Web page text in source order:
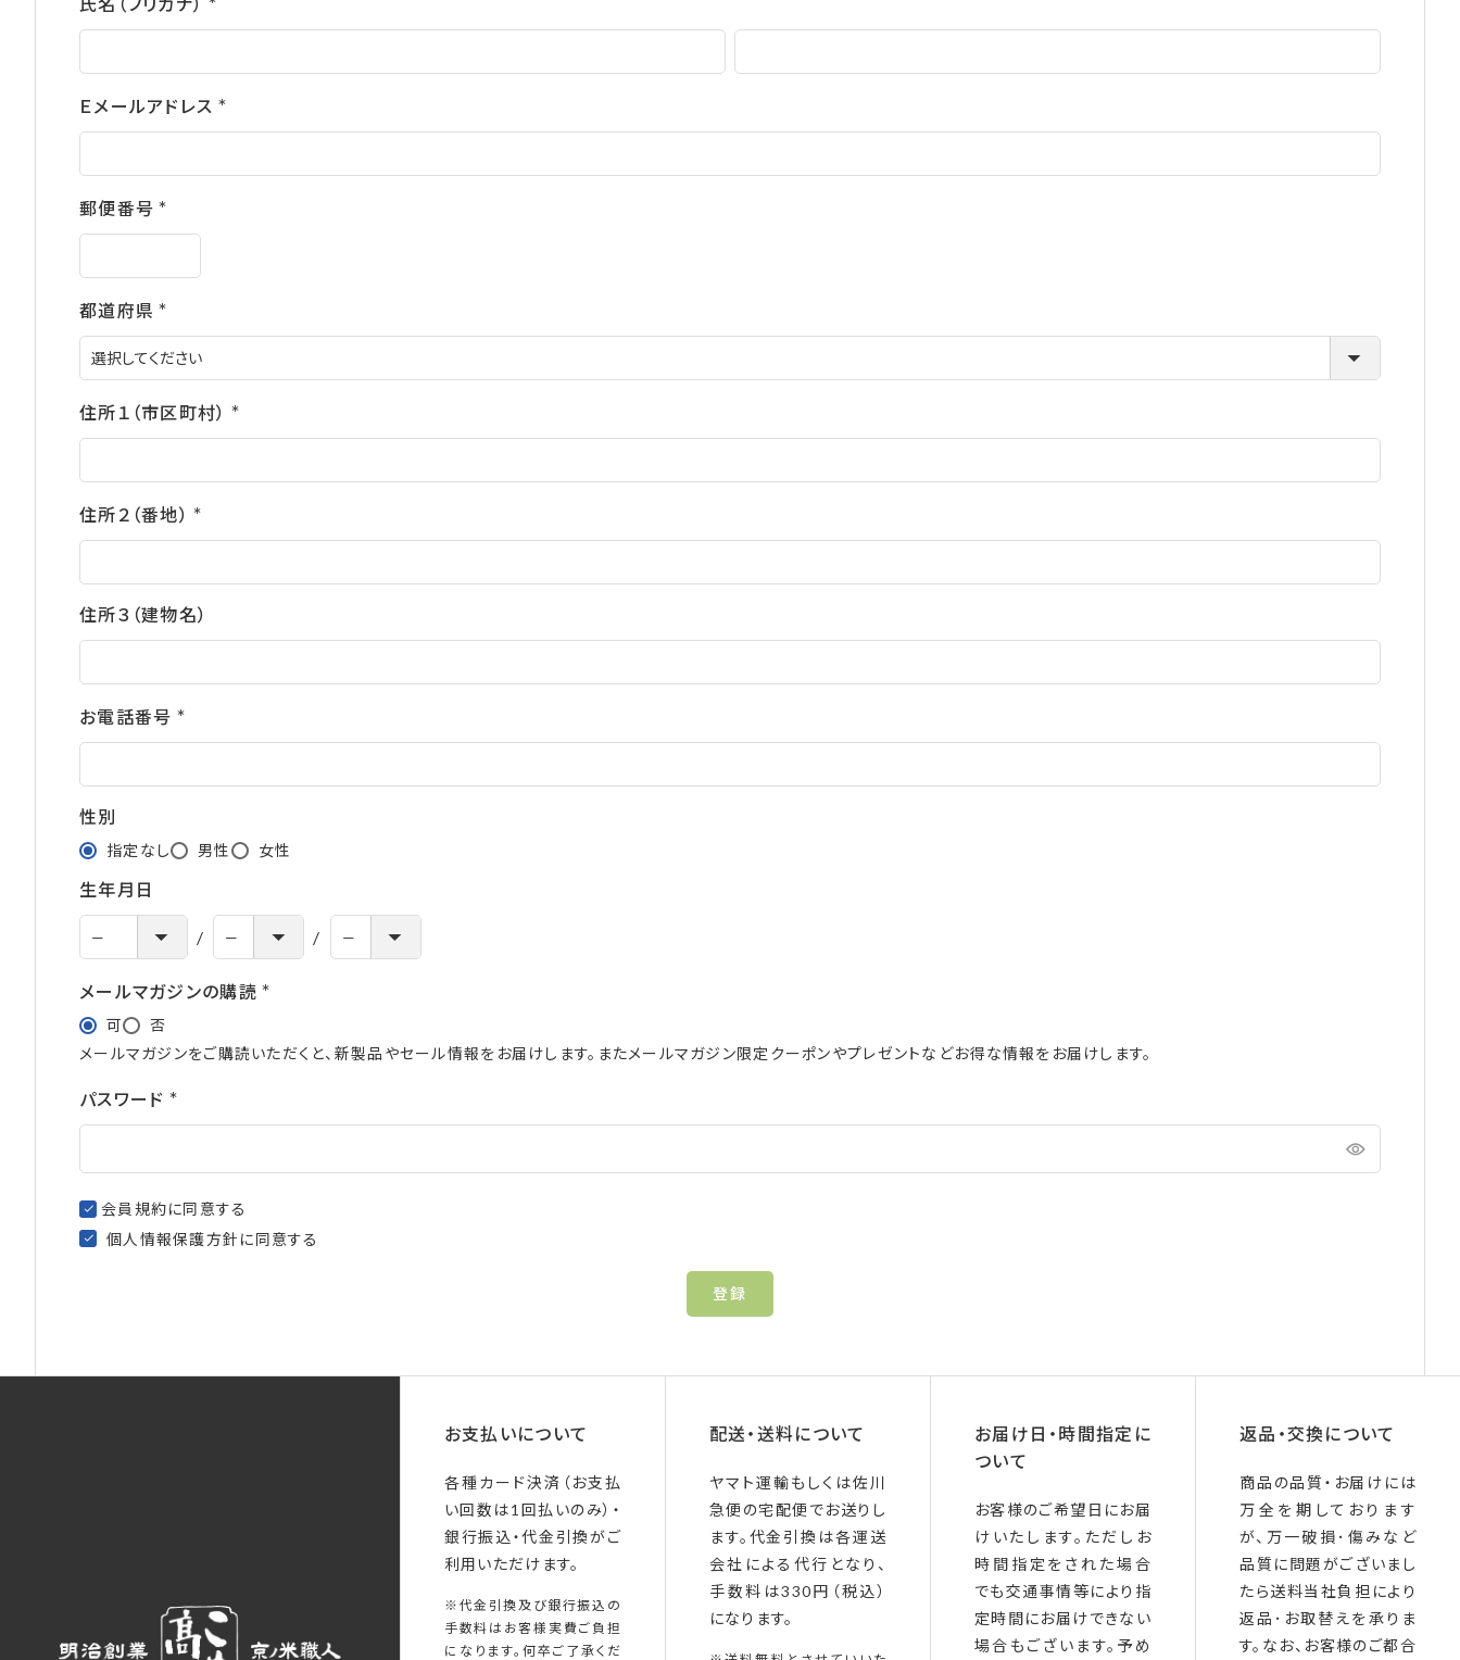
Ｅメールアドレス
郵便番号
都道府県
須)
住所１（市区町村）
住所２（番地）
住所３（建物名）
お電話番号
性別
指定なし 男性 女性
生年月日
メールマガジンの購読
可
否
メールマガジンをご購読いただくと、新製品やセール情報をお届けします。またメールマガジン限定クーポンやプレゼントなどお得な情報をお届けします。
パスワード
会員規約に同意する
個人情報保護方針 に同意する
登録
お支払いについて
各種カード決済（お支払
い回数は1回払いのみ）・
銀行振込・代金引換がご
利用いただけます。
※代金引換及び銀行振込の
手数料はお客様実費ご負担
になります。何卒ご了承くだ
配送・送料について
ヤマト運輸もしくは佐川
急便の宅配便でお送りし
ます。代金引換は各運送
会社による代行となり、
手数料は330円（税込）
になります。
お届け日・時間指定に
ついて
お客様のご希望日にお届
けいたします。ただしお
時間指定をされた場合
でも交通事情等により指
定時間にお届けできない
場合もございます。予め
返品・交換について
商品の品質・お届けには
万全を期しております
が、万一破損･傷みなど
品質に問題がございまし
たら送料当社負担により
返品･お取替えを承りま
す。なお、お客様のご都合